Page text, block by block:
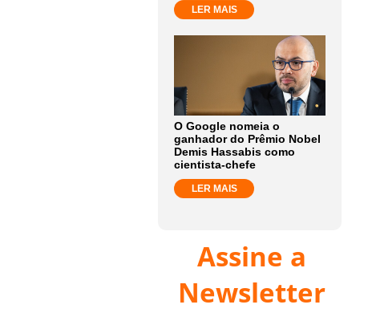
LER MAIS
O Google nomeia o
ganhador do Prêmio Nobel
Demis Hassabis como
cientista-chefe
LER MAIS
Assine a
Newsletter